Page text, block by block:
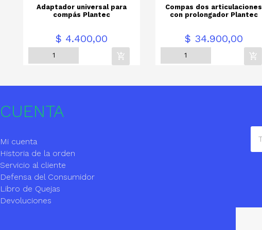
Adaptador universal para
compás Plantec
$ 4.400,00
Compas dos articulaciones
con prolongador Plantec
Precio$ 34.900,00
CUENTA
Mi cuenta
Historia de la orden
Servicio al cliente
Defensa del Consumidor
Libro de Quejas
Devoluciones